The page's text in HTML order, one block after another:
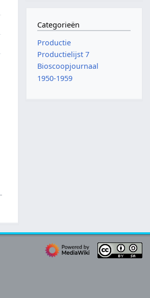
Categorieën
Productie
Productielijst 7
Bioscoopjournaal
1950-1959